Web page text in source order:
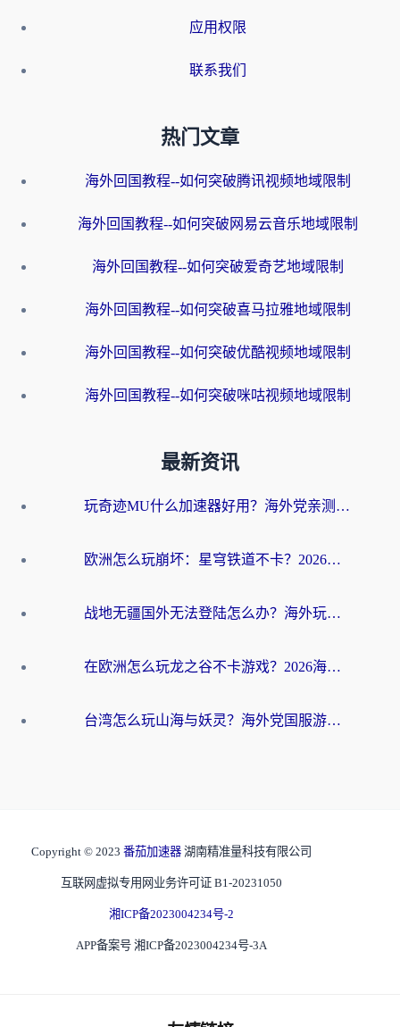
应用权限
联系我们
热门文章
海外回国教程--如何突破腾讯视频地域限制
海外回国教程--如何突破网易云音乐地域限制
海外回国教程--如何突破爱奇艺地域限制
海外回国教程--如何突破喜马拉雅地域限制
海外回国教程--如何突破优酷视频地域限制
海外回国教程--如何突破咪咕视频地域限制
最新资讯
玩奇迹MU什么加速器好用？海外党亲测：这款加速器让你告别延迟卡顿！
欧洲怎么玩崩坏：星穹铁道不卡？2026海外玩家国服游戏加速器终极攻略
战地无疆国外无法登陆怎么办？海外玩家国服畅玩终极指南（附欧服魔兽EVE加速方案）
在欧洲怎么玩龙之谷不卡游戏？2026海外党国服游戏加速全攻略
台湾怎么玩山海与妖灵？海外党国服游戏加速全攻略，告别延迟卡顿
Copyright © 2023 番茄加速器 湖南精准量科技有限公司
互联网虚拟专用网业务许可证 B1-20231050
湘ICP备2023004234号-2
APP备案号 湘ICP备2023004234号-3A